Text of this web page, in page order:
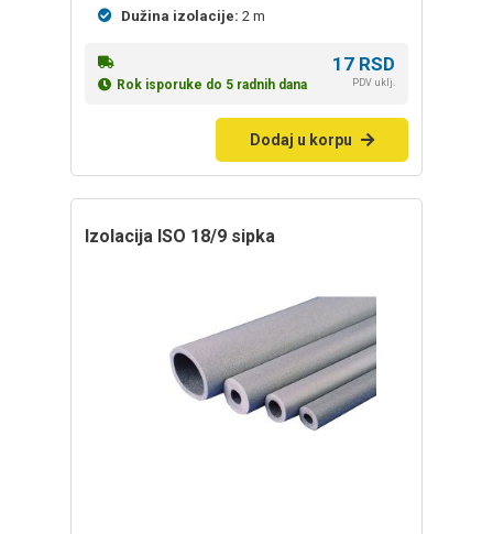
Dužina izolacije: 2 m
Rok isporuke do 5 radnih dana
17 RSD
PDV uklj.
Dodaj u korpu
izolacija ISO 18/9 sipka